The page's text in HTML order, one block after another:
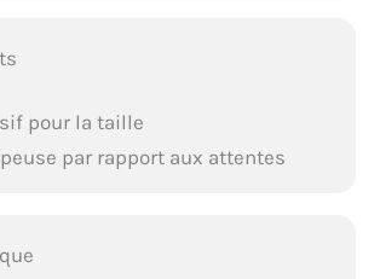
pour la taille
par rapport aux attentes